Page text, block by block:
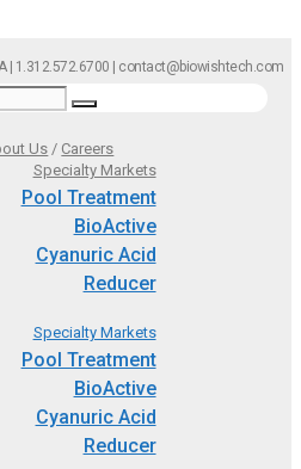
| 1.312.572.6700 | contact@biowishtech.com
Us/ Careers
Specialty Markets
Pool Treatment
BioActive
Cyanuric Acid
Reducer
Specialty Markets
Pool Treatment
BioActive
Cyanuric Acid
Reducer